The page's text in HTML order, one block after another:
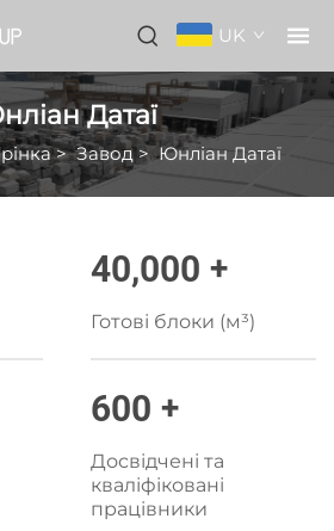
UK
Датаї
>Завод>Юнліан Датаї
40,000 +
Готові блоки (м³)
600 +
Досвідчені та
кваліфіковані
працівники